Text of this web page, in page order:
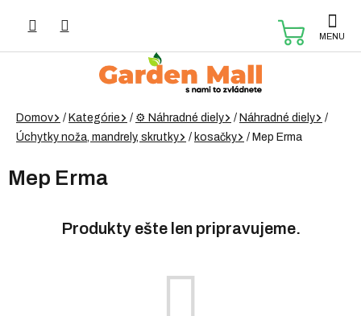
Domov / Kategórie / ⚙️ Náhradné diely / Náhradné diely
/
Úchytky noža, mandrely, skrutky
/ kosačky / Mep Erma
Mep Erma
Produkty ešte len pripravujeme.